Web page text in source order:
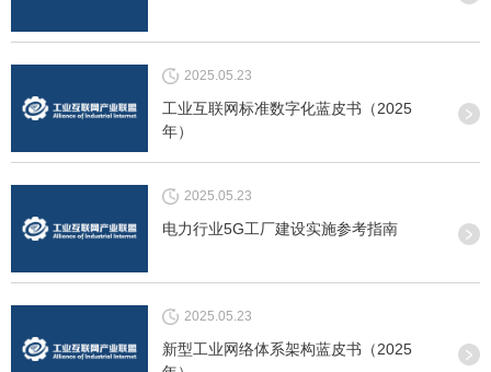
2025.05.23
工业互联网标准数字化蓝皮书（2025
年）
2025.05.23
电力行业5G工厂建设实施参考指南
2025.05.23
新型工业网络体系架构蓝皮书（2025